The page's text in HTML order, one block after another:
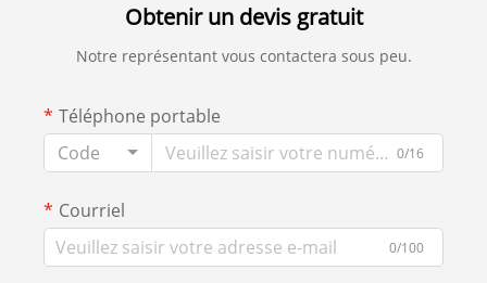
Obtenir un devis gratuit
Notre représentant vous contactera sous peu.
Téléphone portable
Code
0/16
Courriel
0/100